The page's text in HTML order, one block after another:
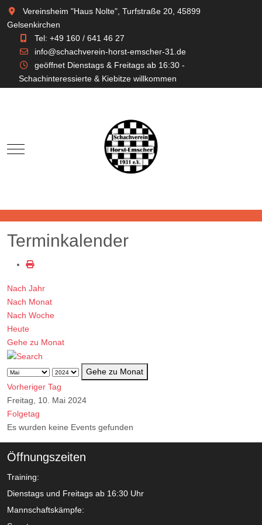
Vereinsheim "Haus Nolte", Turfstraße 20, 45899
Gelsenkirchen
Tel: +49 160 / 641 46 27
info@schachverein-horst-emscher-31.de
geöffnet Dienstags & Freitags ab 16:30 -
Schachinteressierte & Kiebitze willkommen
Mobile Menu Toggle
Terminkalender
Nach Jahr
Nach Monat
Nach Woche
Heute
Gehe zu Monat
Gehe zu Monat
Vorheriger Tag
Freitag, 10. Mai 2024
Folgetag
Es wurden keine Events gefunden
Öffnungszeiten
Training:
Dienstags und Freitags ab 16:30 Uhr
Mannschaftskämpfe: